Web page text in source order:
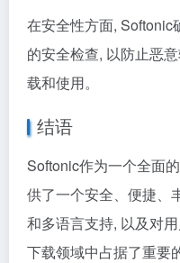
在安全性方面, Softonic
的安全检查, 以防止恶
载和使用。
结语
Softonic作为一个全面
供了一个安全、便捷、
和多语言支持, 以及对
下载领域中占据了重要